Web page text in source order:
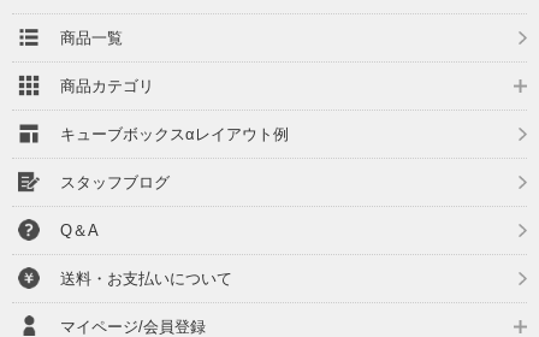
商品一覧
商品カテゴリ
キューブボックスαレイアウト例
スタッフブログ
Q＆A
送料・お支払いについて
マイページ/会員登録